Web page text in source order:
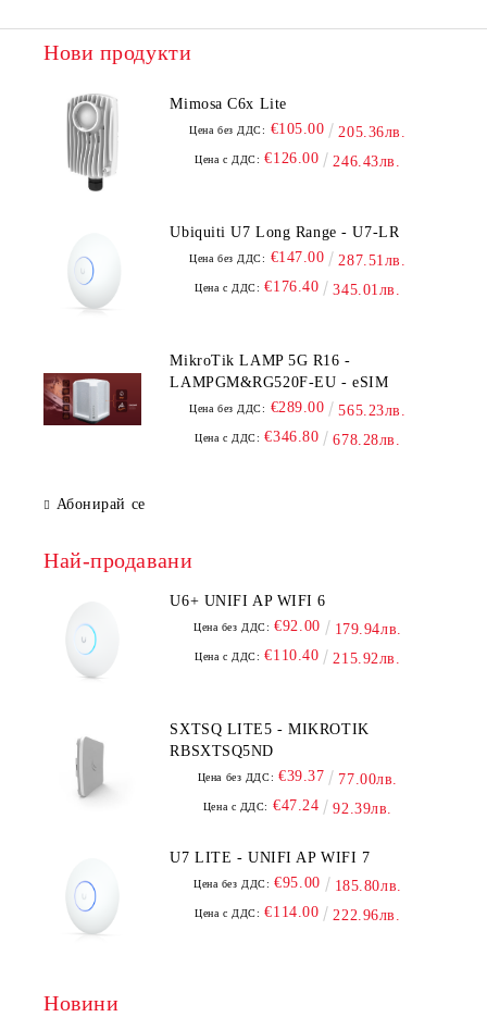
Нови продукти
Mimosa C6x Lite
Цена без ДДС: €105.00 205.36лв.
Цена с ДДС: €126.00 246.43лв.
Ubiquiti U7 Long Range - U7-LR
Цена без ДДС: €147.00 287.51лв.
Цена с ДДС: €176.40 345.01лв.
MikroTik LAMP 5G R16 -
LAMPGM&RG520F-EU - eSIM
Цена без ДДС: €289.00 565.23лв.
Цена с ДДС: €346.80 678.28лв.
Абонирай се
Най-продавани
U6+ UNIFI AP WIFI 6
Цена без ДДС: €92.00 179.94лв.
Цена с ДДС: €110.40 215.92лв.
SXTSQ LITE5 - MIKROTIK
RBSXTSQ5ND
Цена без ДДС: €39.37 77.00лв.
Цена с ДДС: €47.24 92.39лв.
U7 LITE - UNIFI AP WIFI 7
Цена без ДДС: €95.00 185.80лв.
Цена с ДДС: €114.00 222.96лв.
Новини